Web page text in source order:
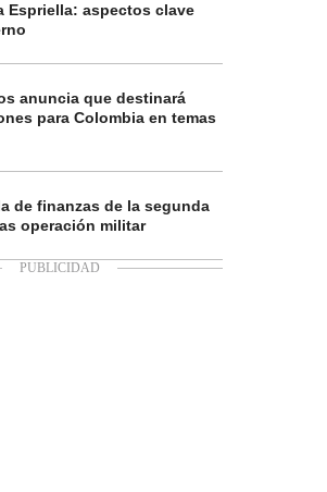
Espriella: aspectos clave
anuncia que destinará
para Colombia en temas
de finanzas de la segunda
operación militar